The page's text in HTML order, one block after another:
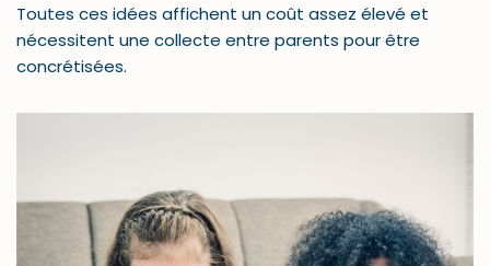
Toutes ces idées affichent un coût assez élevé et
nécessitent une collecte entre parents pour être
concrétisées.